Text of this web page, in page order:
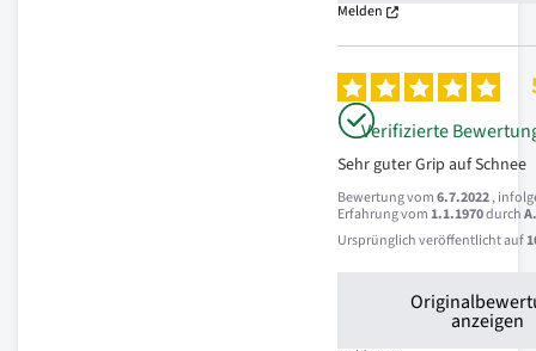
Melden
Verifizierte
Sehr guter Grip auf Schnee
Bewertung vom6.7.2022,
Erfahrung vom1.1.1970durch
Ursprünglich veröffentlicht auf
anzeigen